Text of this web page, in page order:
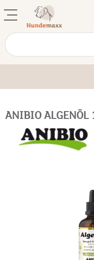
ANIBIO ALGENÖL